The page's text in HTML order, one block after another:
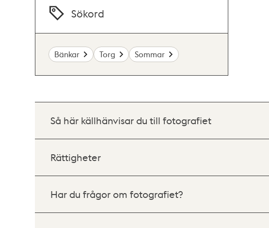
Sökord
Bänkar Torg Sommar
Så här källhänvisar du till fotografiet
Rättigheter
Har du frågor om fotografiet?